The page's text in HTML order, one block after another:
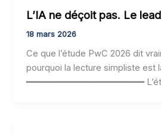
L’IA ne déçoit pas. Le
18 mars 2026
Ce que l’étude PwC 2026 dit
pourquoi la lecture simpliste est
━━━━━━━━━━━━━━━━━━━━━━